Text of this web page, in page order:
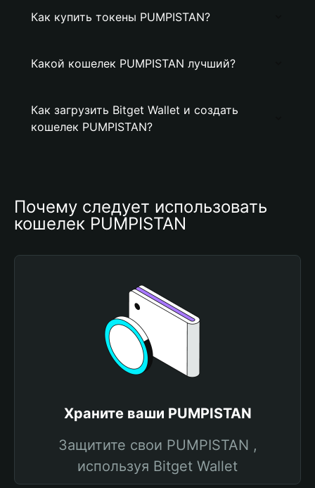
Как купить токены PUMPISTAN?
Какой кошелек PUMPISTAN лучший?
Как загрузить Bitget Wallet и создать
кошелек PUMPISTAN?
Почему следует использовать
кошелек PUMPISTAN
Храните ваши PUMPISTAN
Защитите свои PUMPISTAN ,
используя Bitget Wallet